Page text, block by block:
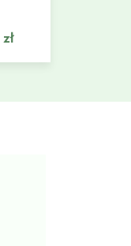
zł